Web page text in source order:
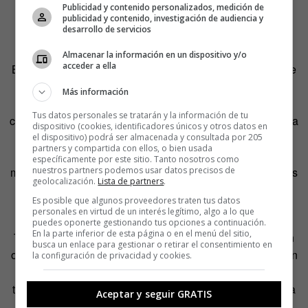
que son las partes de su cuerpo, me parece tan absurda
como el trato discriminatorio de los humanos en base al
Bastante más reciente es el informe sobre los derechos de
los robots que encargó la oficina de innovación del
Gobierno británico en 2006, y que generó una enorme
controversia al predecir que, en unas pocas décadas, «si la
inteligencia artificial se consigue y se despliega
ampliamente (o si pueden reproducirse y mejorarse ellos
mismos), habrá peticiones para que los derechos humanos
se extiendan a los robots».
[pullquote author=»Hilary Putnam» tagline=»Instituto
Tecnológico de Massachussetts»]La discriminación de un
organismo sintético, basada en lo blandas o duras que son
las partes de su cuerpo, me parece tan absurda como el
trato discriminatorio de los humanos en base al color de la
Publicidad y contenido personalizados, medición de
publicidad y contenido, investigación de audiencia y
desarrollo de servicios
Almacenar la información en un dispositivo y/o
acceder a ella
Más información
Tus datos personales se tratarán y la información de tu
dispositivo (cookies, identificadores únicos y otros datos en
el dispositivo) podrá ser almacenada y consultada por 205
partners y compartida con ellos, o bien usada
específicamente por este sitio. Tanto nosotros como
nuestros partners podemos usar datos precisos de
geolocalización. Lista de partners.
Es posible que algunos proveedores traten tus datos
personales en virtud de un interés legítimo, algo a lo que
puedes oponerte gestionando tus opciones a continuación.
En la parte inferior de esta página o en el menú del sitio,
busca un enlace para gestionar o retirar el consentimiento en
la configuración de privacidad y cookies.
Aceptar y seguir GRATIS